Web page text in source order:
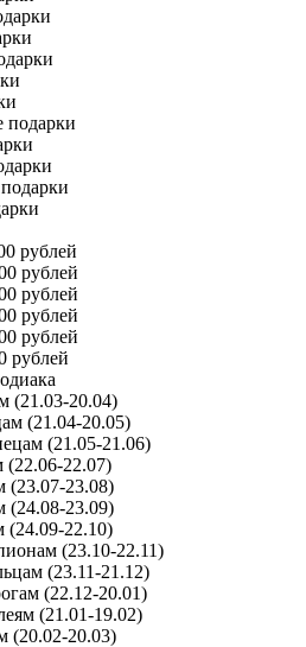
подарки
рублей
рублей
рублей
рублей
рублей
рублей
(21.03-20.04)
(21.04-20.05)
(21.05-21.06)
(22.06-22.07)
(23.07-23.08)
(24.08-23.09)
(24.09-22.10)
(23.10-22.11)
(23.11-21.12)
(22.12-20.01)
(21.01-19.02)
(20.02-20.03)